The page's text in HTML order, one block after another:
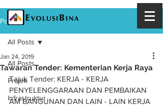
Post
All Posts
Projek
Infrastruktur
All Posts
Tawaran Tender: Kementerian Kerja Raya
Jan 24, 2019
Tajuk Tender: KERJA - KERJA
PENYELENGGARAAN DAN PEMBAIKAN
AM BANGUNAN DAN LAIN - LAIN KERJA